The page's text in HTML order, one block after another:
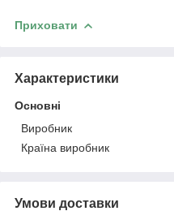
Приховати
Характеристики
Основні
Виробник
Країна виробник
Умови доставки